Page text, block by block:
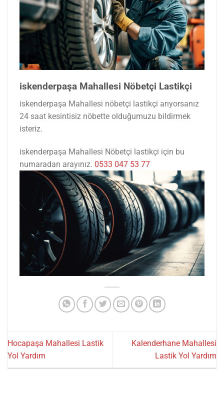
iskenderpaşa Mahallesi Nöbetçi Lastikçi
iskenderpaşa Mahallesi nöbetçi lastikçi arıyorsanız
24 saat kesintisiz nöbette olduğumuzu bildirmek
isteriz.
iskenderpaşa Mahallesi Nöbetçi lastikçi için bu
numaradan arayınız. 0533 047 53 77
Hocapaşa Mahallesi Lastik
Yol Yardım
Kalenderhane Mahallesi
Lastik Yol Yardım